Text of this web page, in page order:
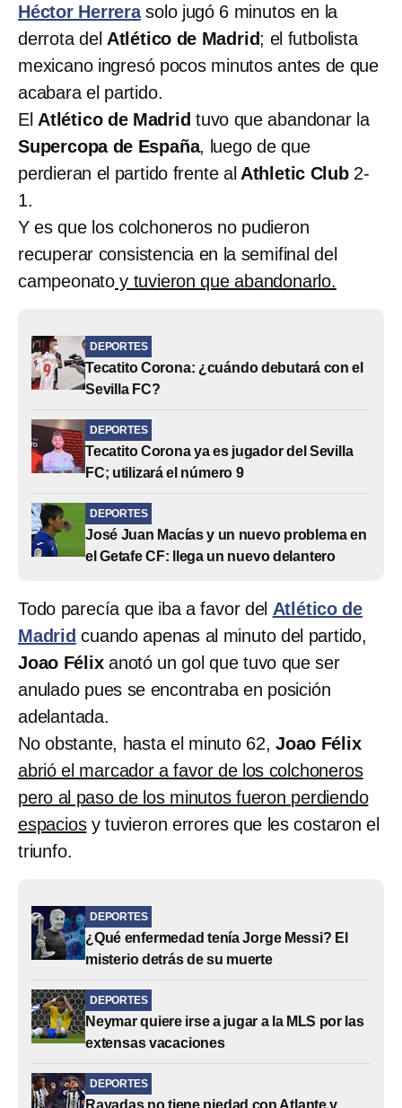
Héctor Herrerasolo jugó 6 minutos en la
derrota del Atlético de Madrid; el futbolista
mexicano ingresó pocos minutos antes de que
acabara el partido.
El Atlético de Madrid tuvo que abandonar la
Supercopa de España, luego de que
perdieran el partido frente al Athletic Club2-
1.
Y es que los colchoneros no pudieron
recuperar consistencia en la semifinal del
campeonato y tuvieron que abandonarlo.
DEPORTES
Tecatito Corona: ¿cuándo debutará con el
Sevilla FC?
DEPORTES
Tecatito Corona ya es jugador del Sevilla
FC; utilizará el número 9
DEPORTES
José Juan Macías y un nuevo problema en
el Getafe CF: llega un nuevo delantero
Todo parecía que iba a favor del Atlético de
Madrid cuando apenas al minuto del partido,
Joao Félix anotó un gol que tuvo que ser
anulado pues se encontraba en posición
adelantada.
No obstante, hasta el minuto 62, Joao Félix
abrió el marcador a favor de los colchoneros
pero al paso de los minutos fueron perdiendo
espaciosy tuvieron errores que les costaron el
triunfo.
DEPORTES
¿Qué enfermedad tenía Jorge Messi? El
misterio detrás de su muerte
DEPORTES
Neymar quiere irse a jugar a la MLS por las
extensas vacaciones
DEPORTES
Rayadas no tiene piedad con Atlante y